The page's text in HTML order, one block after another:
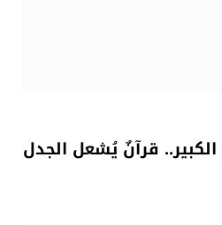
قرآنٌ يُشعل الجدل